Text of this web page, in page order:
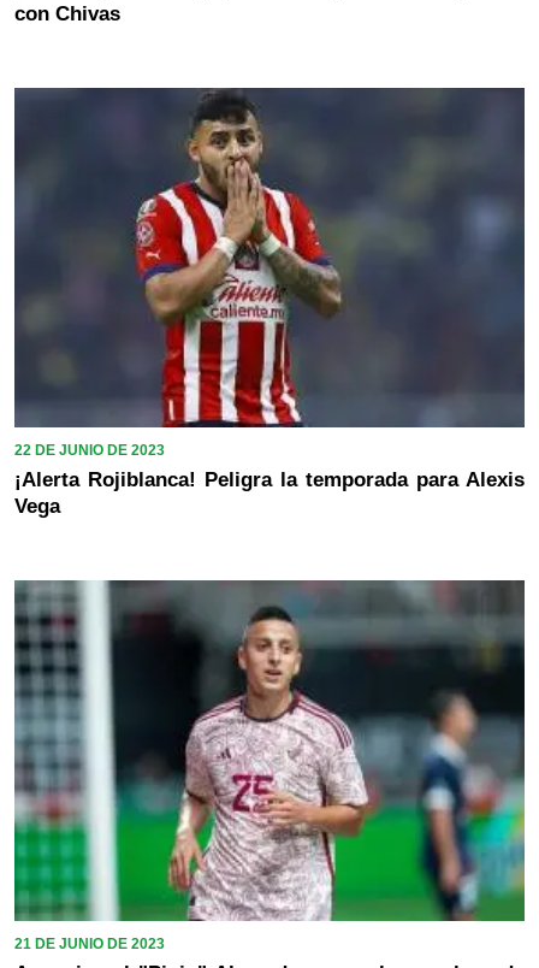
con Chivas
22 DE JUNIO DE 2023
¡Alerta Rojiblanca! Peligra la temporada para Alexis
Vega
21 DE JUNIO DE 2023